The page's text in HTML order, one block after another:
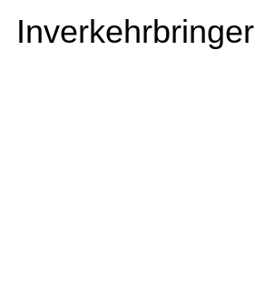
Inverkehrbringer